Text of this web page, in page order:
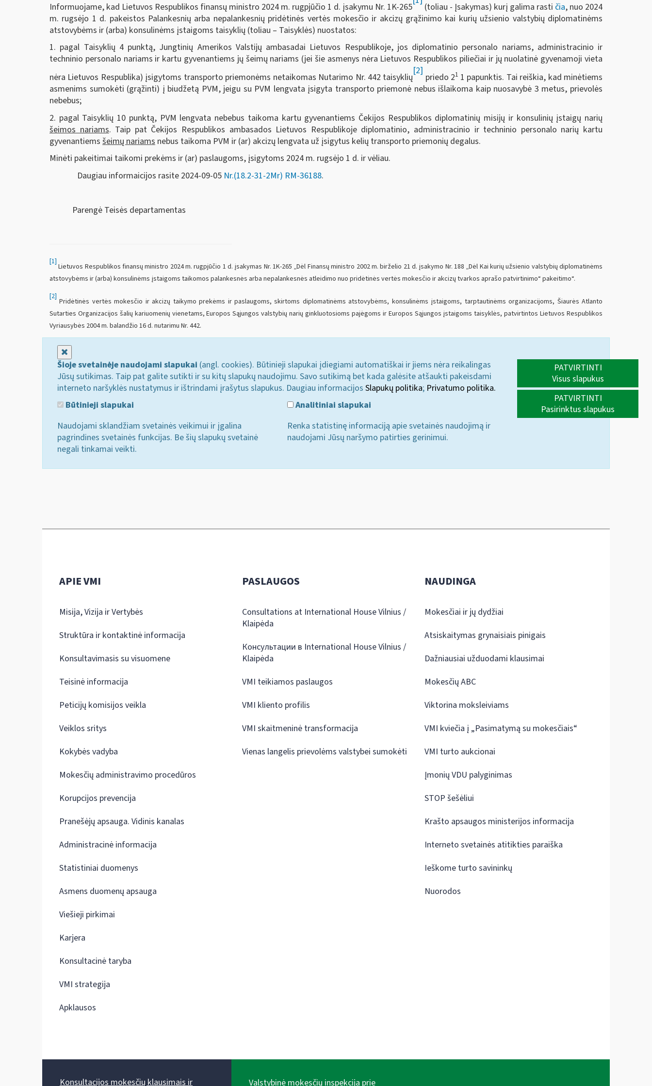
Informuojame, kad Lietuvos Respublikos finansų ministro 2024 m. rugpjūčio 1 d. įsakymu Nr. 1K-265 (toliau - Įsakymas) kurį galima rasti čia, nuo 2024
m. rugsėjo 1 d. pakeistos Palankesnių arba nepalankesnių pridėtinės vertės mokesčio ir akcizų grąžinimo kai kurių užsienio valstybių diplomatinėms
atstovybėms ir (arba) konsulinėms įstaigoms taisyklių (toliau – Taisyklės) nuostatos:
1. pagal Taisyklių 4 punktą, Jungtinių Amerikos Valstijų ambasadai Lietuvos Respublikoje, jos diplomatinio personalo nariams, administracinio ir
techninio personalo nariams ir kartu gyvenantiems jų šeimų nariams (jei šie asmenys nėra Lietuvos Respublikos piliečiai ir jų nuolatinė gyvenamoji vieta
nėra Lietuvos Respublika) įsigytoms transporto priemonėms netaikomas Nutarimo Nr. 442 taisyklių
[2]
priedo 21 1 papunktis. Tai reiškia, kad minėtiems
asmenims sumokėti (grąžinti) į biudžetą PVM, jeigu su PVM lengvata įsigyta transporto priemonė nebus išlaikoma kaip nuosavybė 3 metus, prievolės
nebebus;
2. pagal Taisyklių 10 punktą, PVM lengvata nebebus taikoma kartu gyvenantiems Čekijos Respublikos diplomatinių misijų ir konsulinių įstaigų narių
šeimos nariams. Taip pat Čekijos Respublikos ambasados Lietuvos Respublikoje diplomatinio, administracinio ir techninio personalo narių kartu
gyvenantiems šeimų nariams nebus taikoma PVM ir (ar) akcizų lengvata už įsigytus kelių transporto priemonių degalus.
Minėti pakeitimai taikomi prekėms ir (ar) paslaugoms, įsigytoms 2024 m. rugsėjo 1 d. ir vėliau.
Daugiau informaicijos rasite 2024-09-05 Nr.(18.2-31-2Mr) RM-36188.
Parengė Teisės departamentas
[1]
Lietuvos Respublikos finansų ministro 2024 m. rugpjūčio 1 d. įsakymas Nr. 1K-265 „Dėl Finansų ministro 2002 m. birželio 21 d. įsakymo Nr. 188 „Dėl Kai kurių užsienio valstybių diplomatinėms
atstovybėms ir (arba) konsulinėms įstaigoms taikomos palankesnės arba nepalankesnės atleidimo nuo pridėtinės vertės mokesčio ir akcizų tvarkos aprašo patvirtinimo“ pakeitimo“.
[2]
Pridėtinės vertės mokesčio ir akcizų taikymo prekėms ir paslaugoms, skirtoms diplomatinėms atstovybėms, konsulinėms įstaigoms, tarptautinėms organizacijoms, Šiaurės Atlanto
Sutarties Organizacijos šalių kariuomenių vienetams, Europos Sąjungos valstybių narių ginkluotosioms pajėgoms ir Europos Sąjungos įstaigoms taisyklės, patvirtintos Lietuvos Respublikos
Vyriausybės 2004 m. balandžio 16 d. nutarimu Nr. 442.
Šioje svetainėje naudojami slapukai (angl. cookies). Būtinieji slapukai įdiegiami automatiškai ir jiems nėra reikalingas
Jūsų sutikimas. Taip pat galite sutikti ir su kitų slapukų naudojimu. Savo sutikimą bet kada galėsite atšaukti pakeisdami
interneto naršyklės nustatymus ir ištrindami įrašytus slapukus. Daugiau informacijos Slapukų politika; Privatumo politika.
Būtinieji slapukai
Naudojami sklandžiam svetainės veikimui ir įgalina
pagrindines svetainės funkcijas. Be šių slapukų svetainė
negali tinkamai veikti.
Analitiniai slapukai
Renka statistinę informaciją apie svetainės naudojimą ir
naudojami Jūsų naršymo patirties gerinimui.
PATVIRTINTI
Visus slapukus
PATVIRTINTI
Pasirinktus slapukus
APIE VMI
Misija, Vizija ir Vertybės
Struktūra ir kontaktinė informacija
Konsultavimasis su visuomene
Teisinė informacija
Peticijų komisijos veikla
Veiklos sritys
Kokybės vadyba
Mokesčių administravimo procedūros
Korupcijos prevencija
Pranešėjų apsauga. Vidinis kanalas
Administracinė informacija
Statistiniai duomenys
Asmens duomenų apsauga
Viešieji pirkimai
Karjera
Konsultacinė taryba
VMI strategija
Apklausos
PASLAUGOS
Consultations at International House Vilnius /
Klaipėda
Консультации в International House Vilnius /
Klaipėda
VMI teikiamos paslaugos
VMI kliento profilis
VMI skaitmeninė transformacija
Vienas langelis prievolėms valstybei sumokėti
NAUDINGA
Mokesčiai ir jų dydžiai
Atsiskaitymas grynaisiais pinigais
Dažniausiai užduodami klausimai
Mokesčių ABC
Viktorina moksleiviams
VMI kviečia į „Pasimatymą su mokesčiais“
VMI turto aukcionai
Įmonių VDU palyginimas
STOP šešėliui
Krašto apsaugos ministerijos informacija
Interneto svetainės atitikties paraiška
Ieškome turto savininkų
Nuorodos
Konsultacijos mokesčių klausimais ir Valstybinė mokesčių inspekcija prie